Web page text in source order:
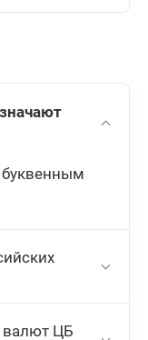
Рассчитать
10000 UZS
Рассчитать
1 XDR
валют ЦБ